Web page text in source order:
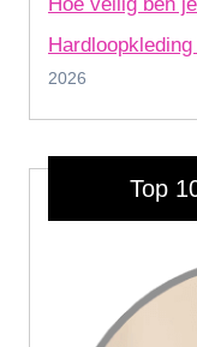
2026
Top